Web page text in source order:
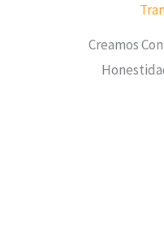
Creamos